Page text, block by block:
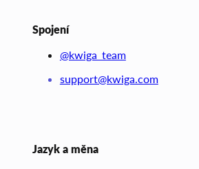
Spojení
@kwiga_team
support@kwiga.com
Jazyk a měna